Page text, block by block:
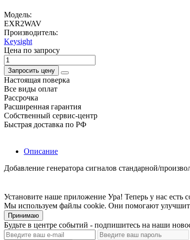
Модель:
EXR2WAV
Производитель:
Keysight
Цена по запросу
Запросить цену
Настоящая поверка
Все виды оплат
Рассрочка
Расширенная гарантия
Собственный сервис-центр
Быстрая доставка по РФ
Описание
Добавление генератора сигналов стандарной/
Установите наше приложение Ура! Теперь у нас есть
Мы используем файлы cookie. Они помогают
Принимаю
Будьте в центре событий - подпишитесь на наши